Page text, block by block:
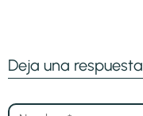
Deja una respuesta